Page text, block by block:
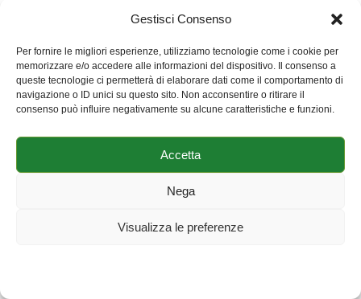
Gestisci Consenso
Per fornire le migliori esperienze, utilizziamo tecnologie come i cookie per
memorizzare e/o accedere alle informazioni del dispositivo. Il consenso a
queste tecnologie ci permetterà di elaborare dati come il comportamento di
navigazione o ID unici su questo sito. Non acconsentire o ritirare il
consenso può influire negativamente su alcune caratteristiche e funzioni.
Accetta
Nega
Visualizza le preferenze
Energy Buildings)
Edifici Scolastici a Energia Quasi Zero nZEB: